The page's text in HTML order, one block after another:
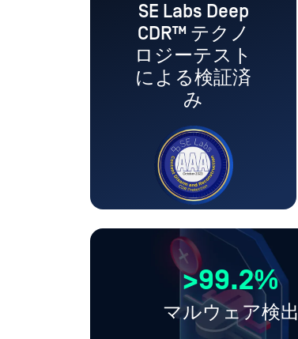
SE Labs Deep
CDR™ テクノ
ロジーテスト
による検証済
み
>99.2%
マルウェア検出